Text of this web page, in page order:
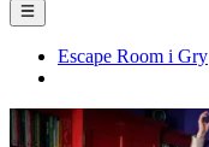
Escape Room i Gry